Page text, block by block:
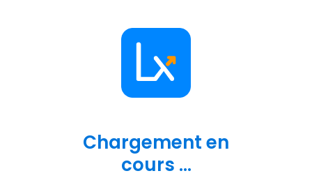
Chargement en
cours ...